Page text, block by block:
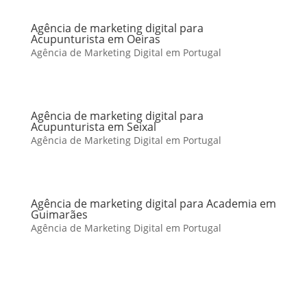
Agência de marketing digital para
Acupunturista em Oeiras
Agência de Marketing Digital em Portugal
Agência de marketing digital para
Acupunturista em Seixal
Agência de Marketing Digital em Portugal
Agência de marketing digital para Academia em
Guimarães
Agência de Marketing Digital em Portugal